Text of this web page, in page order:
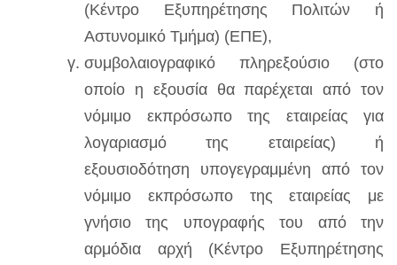
(Κέντρο Εξυπηρέτησης Πολιτών ή
Αστυνομικό Τμήμα) (ΕΠΕ),
συμβολαιογραφικό πληρεξούσιο (στο
οποίο η εξουσία θα παρέχεται από τον
νόμιμο εκπρόσωπο της εταιρείας για
λογαριασμό της εταιρείας) ή
εξουσιοδότηση υπογεγραμμένη από τον
νόμιμο εκπρόσωπο της εταιρείας με
γνήσιο της υπογραφής του από την
αρμόδια αρχή (Κέντρο Εξυπηρέτησης